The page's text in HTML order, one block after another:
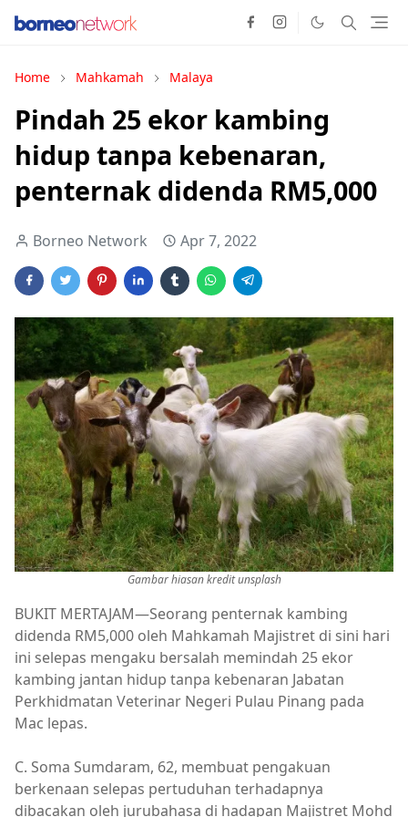
Home Mahkamah Malaya
Pindah 25 ekor kambing
hidup tanpa kebenaran,
penternak didenda RM5,000
Borneo Network Apr 7, 2022
Gambar hiasan kredit unsplash
BUKIT MERTAJAM—Seorang penternak kambing
didenda RM5,000 oleh Mahkamah Majistret di sini hari
ini selepas mengaku bersalah memindah 25 ekor
kambing jantan hidup tanpa kebenaran Jabatan
Perkhidmatan Veterinar Negeri Pulau Pinang pada
Mac lepas.
C. Soma Sumdaram, 62, membuat pengakuan
berkenaan selepas pertuduhan terhadapnya
dibacakan oleh jurubahasa di hadapan Majistret Mohd